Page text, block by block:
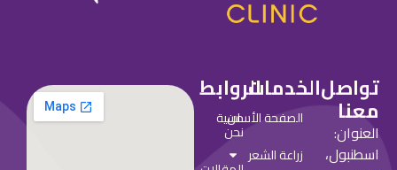
تواصل
معنا
العنوان:
اسطنبول،
الخدمات
الصفحة الأساسية
زراعة الشعر
الروابط
من
نحن